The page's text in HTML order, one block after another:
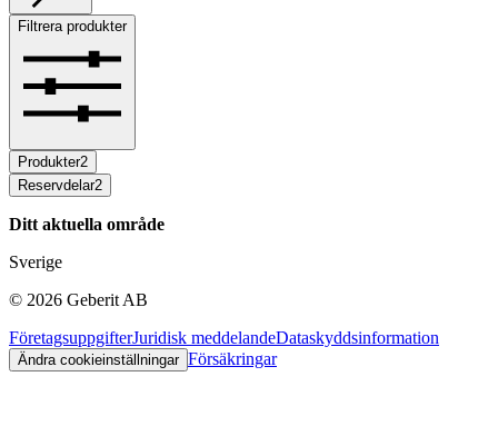
Filtrera produkter
Produkter2
Reservdelar2
Ditt aktuella område
Sverige
© 2026 Geberit AB
FöretagsuppgifterJuridisk meddelandeDataskyddsinformation
Ändra cookieinställningar Försäkringar